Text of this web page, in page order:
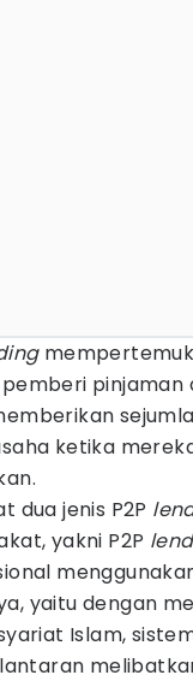
pinjaman
ketika
dua jenis P2P
yakni P2P
yaitu dengan
Islam,